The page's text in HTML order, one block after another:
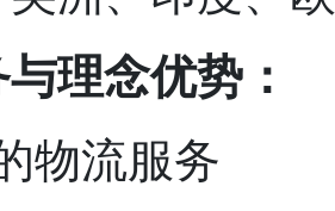
理念优势：
物流服务